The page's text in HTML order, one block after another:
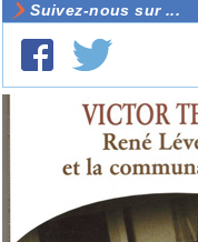
Suivez-nous sur ...